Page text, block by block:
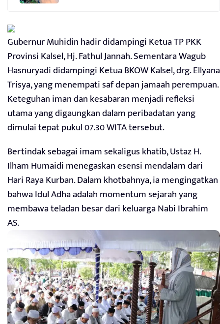
Gubernur Muhidin hadir didampingi Ketua TP PKK
Provinsi Kalsel, Hj. Fathul Jannah. Sementara Wagub
Hasnuryadi didampingi Ketua BKOW Kalsel, drg. Ellyana
Trisya, yang menempati saf depan jamaah perempuan.
Keteguhan iman dan kesabaran menjadi refleksi
utama yang digaungkan dalam peribadatan yang
dimulai tepat pukul 07.30 WITA tersebut.
Bertindak sebagai imam sekaligus khatib, Ustaz H.
Ilham Humaidi menegaskan esensi mendalam dari
Hari Raya Kurban. Dalam khotbahnya, ia mengingatkan
bahwa Idul Adha adalah momentum sejarah yang
membawa teladan besar dari keluarga Nabi Ibrahim
AS.